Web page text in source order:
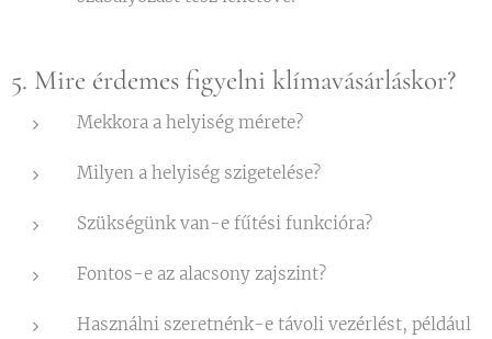
5. Mire érdemes figyelni klímavásárláskor?
Mekkora a helyiség mérete?
Milyen a helyiség szigetelése?
Szükségünk van-e fűtési funkcióra?
Fontos-e az alacsony zajszint?
Használni szeretnénk-e távoli vezérlést, például